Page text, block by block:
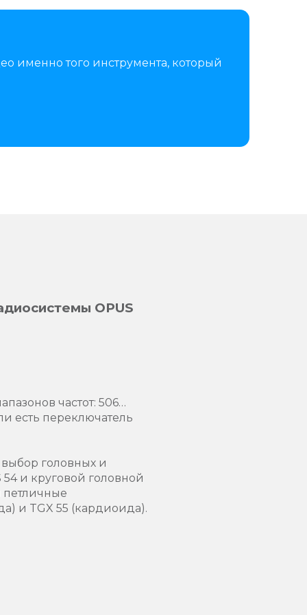
именно того инструмента, который
OPUS
частот: 506…
есть переключатель
головных и
и круговой головной
и TGX 55 (кардиоида).